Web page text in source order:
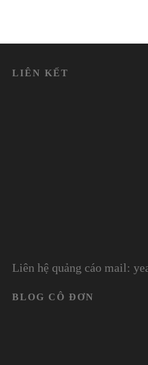
LIÊN KẾT
Liên hệ quảng cáo mail:
BLOG CÔ ĐƠN